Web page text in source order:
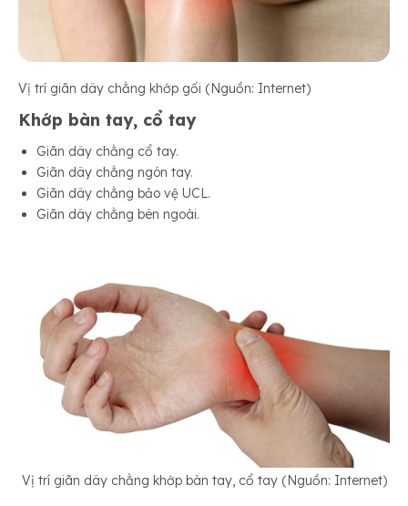
Vị trí giãn dây chằng khớp gối (Nguồn: Internet)
Khớp bàn tay, cổ tay
Giãn dây chằng cổ tay.
Giãn dây chằng ngón tay.
Giãn dây chằng bảo vệ UCL.
Giãn dây chằng bên ngoài.
Vị trí giãn dây chằng khớp bàn tay, cổ tay (Nguồn: Internet)